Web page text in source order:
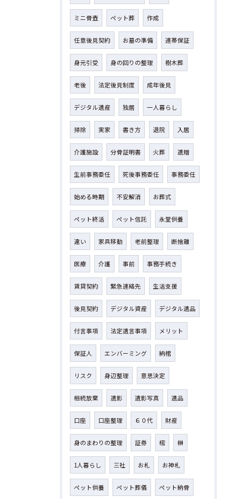
ミニ骨壺 ペット葬 作成
任意後見契約 お墓の準備 連帯保証
身元引受 身の回りの整理 樹木葬
老後 法定後見制度 成年後見
デジタル遺産 独居 一人暮らし
掃除 実家 書き方 退院 入居
介護施設 分骨証明書 火葬 遺贈
生前事務委任 死後事務委任 事務委任
始める時期 不安解消 お葬式
ペット終活 ペット信託 永堂供養
違い 家具移動 老前整理 断捨離
医療 介護 事前 事務手続き
賃貸契約 緊急連絡先 生活支援
後見契約 デジタル資産 デジタル遺品
付言事項 法定遺言事項 メリット
保証人 エンバーミング 納棺
リスク 身辺整理 意思決定
相続放棄 遺影 遺影写真 遺品
口座 口座整理 ６０代 財産
身のまわりの整理 証券 樒 榊
1人暮らし 三社 お札 お神札
ペット供養 ペット葬儀 ペット納骨